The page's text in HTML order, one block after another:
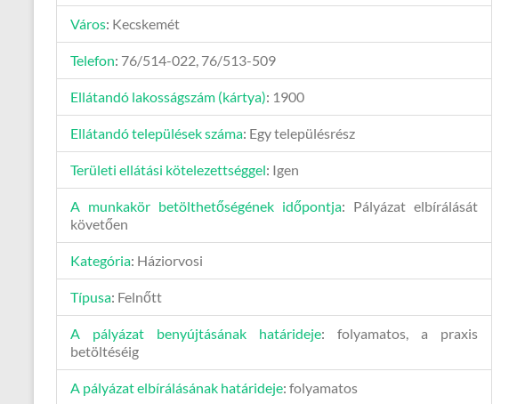
Város: Kecskemét
Telefon: 76/514-022, 76/513-509
Ellátandó lakosságszám (kártya): 1900
Ellátandó települések száma: Egy településrész
Területi ellátási kötelezettséggel: Igen
A munkakör betölthetőségének időpontja: Pályázat elbírálását
követően
Kategória: Háziorvosi
Típusa: Felnőtt
A pályázat benyújtásának határideje: folyamatos, a praxis
betöltéséig
A pályázat elbírálásának határideje: folyamatos